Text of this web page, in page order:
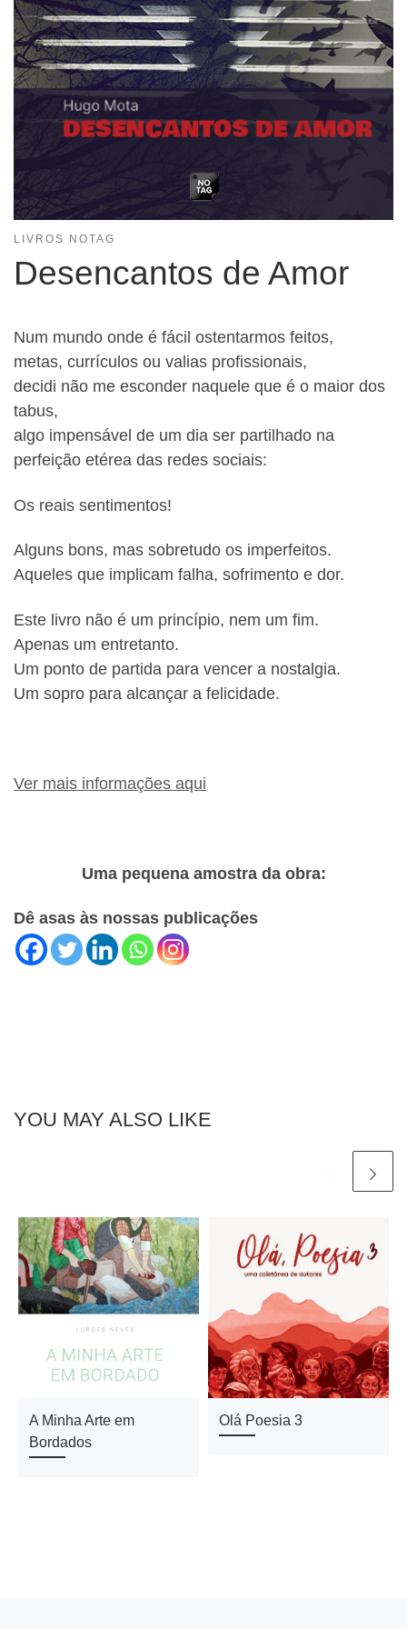
LIVROS NOTAG
Desencantos de Amor
Num mundo onde é fácil ostentarmos feitos,
metas, currículos ou valias profissionais,
decidi não me esconder naquele que é o maior dos
tabus,
algo impensável de um dia ser partilhado na
perfeição etérea das redes sociais:
Os reais sentimentos!
Alguns bons, mas sobretudo os imperfeitos.
Aqueles que implicam falha, sofrimento e dor.
Este livro não é um princípio, nem um fim.
Apenas um entretanto.
Um ponto de partida para vencer a nostalgia.
Um sopro para alcançar a felicidade.
Ver mais informações aqui
Uma pequena amostra da obra:
Dê asas às nossas publicações
YOU MAY ALSO LIKE
A Minha Arte em
Bordados
Olá Poesia 3